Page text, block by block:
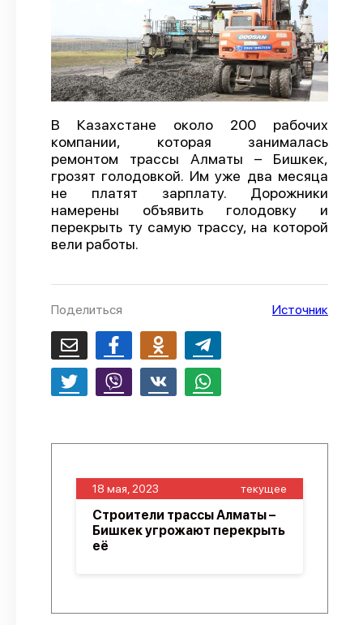
Предложить публикацию
Справочник
API
О проекте
Политика конфиденциальности
В Казахстане около 200 рабочих
компании, которая занималась
ремонтом трассы Алматы – Бишкек,
грозят голодовкой. Им уже два месяца
не платят зарплату. Дорожники
намерены объявить голодовку и
перекрыть ту самую трассу, на которой
вели работы.
Поделиться Источник
18 мая, 2023 текущее
Строители трассы Алматы –
Бишкек угрожают перекрыть
её